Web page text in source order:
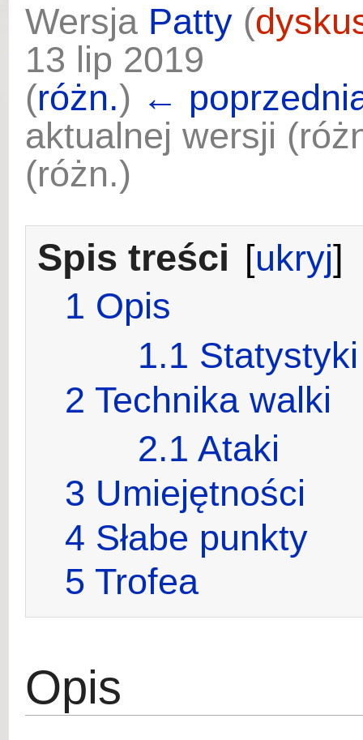
Wersja Patty (
13 lip 2019
(różn.) ←
aktualnej wersji
(różn.)
Spis treści [ukryj]
1 Opis
1.1 Statystyki
2 Technika walki
2.1 Ataki
3 Umiejętności
4 Słabe punkty
5 Trofea
Opis